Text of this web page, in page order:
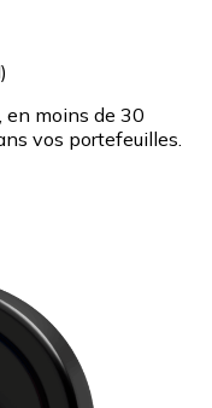
moins de 30
vos portefeuilles.